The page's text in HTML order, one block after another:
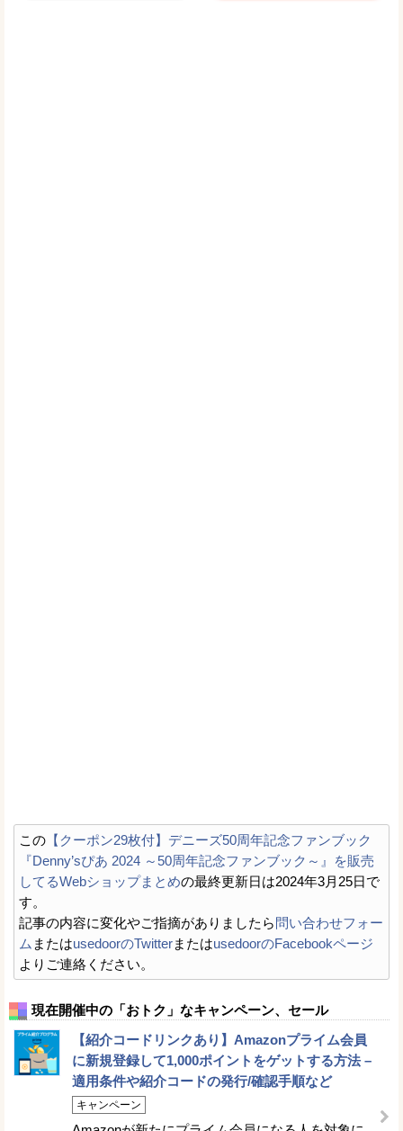
この 【クーポン29枚付】デニーズ50周年記念ファンブック
『Denny’sぴあ 2024 ～50周年記念ファンブック～』を販売
してるWebショップまとめの最終更新日は2024年3月25日で
す。
記事の内容に変化やご指摘がありましたら問い合わせフォー
ム またはusedoorのTwitterまたはusedoorのFacebookページ
よりご連絡ください。
現在開催中の「おトク」なキャンペーン、セール
【紹介コードリンクあり】Amazonプライム会員
に新規登録して1,000ポイントをゲットする方法 –
適用条件や紹介コードの発行/確認手順など
キャンペーン